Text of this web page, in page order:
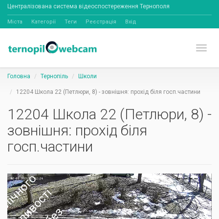
Централізована система відеоспостереження Тернополя
Міста Категорії Теги Реєстрація Вхід
Головна Тернопіль Школи
12204 Школа 22 (Петлюри, 8) - зовнішня: прохід біля госп.частини
12204 Школа 22 (Петлюри, 8) -
зовнішня: прохід біля
госп.частини